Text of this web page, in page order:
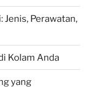
Jenis, Perawatan,
Kolam Anda
yang